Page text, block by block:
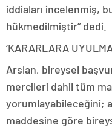
iddiaları incelenmiş,
hükmedilmiştir” dedi.
‘KARARLARA
Arslan, bireysel
mercileri dahil tüm
yorumlayabileceğini;
maddesine göre